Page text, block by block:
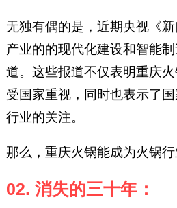
无独有偶的是，近期央视《
产业的的现代化建设和智能
道。这些报道不仅表明重庆
受国家重视，同时也表示了
行业的关注。
那么，重庆火锅能成为火锅行
02. 消失的三十年：